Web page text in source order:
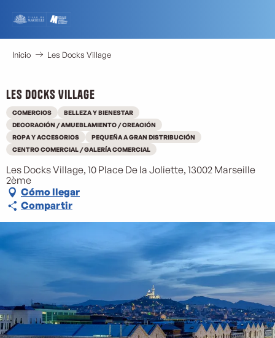
contenu
principal
Inicio Les Docks Village
Les Docks Village
COMERCIOS
BELLEZA Y BIENESTAR
DECORACIÓN / AMUEBLAMIENTO / CREACIÓN
ROPA Y ACCESORIOS
PEQUEÑA A GRAN DISTRIBUCIÓN
CENTRO COMERCIAL / GALERÍA COMERCIAL
Les Docks Village, 10 Place De la Joliette, 13002 Marseille
2ème
Cómo llegar
Compartir